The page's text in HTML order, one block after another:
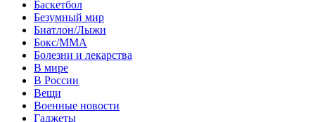
Баскетбол
Безумный мир
Биатлон/Лыжи
Бокс/MMA
Болезни и лекарства
В мире
В России
Вещи
Военные новости
Гаджеты